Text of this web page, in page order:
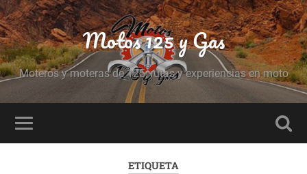
Motos 125 y Gas
Moteros y moteras de 125, rutas y experiencias en moto
ETIQUETA